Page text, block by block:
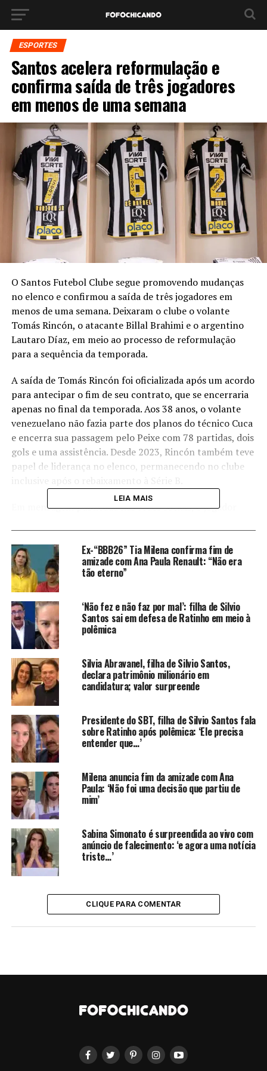
ESPORTES
Santos acelera reformulação e
confirma saída de três jogadores
em menos de uma semana
O Santos Futebol Clube segue promovendo mudanças
no elenco e confirmou a saída de três jogadores em
menos de uma semana. Deixaram o clube o volante
Tomás Rincón, o atacante Billal Brahimi e o argentino
Lautaro Díaz, em meio ao processo de reformulação
para a sequência da temporada.
A saída de Tomás Rincón foi oficializada após um acordo
para antecipar o fim de seu contrato, que se encerraria
apenas no final da temporada. Aos 38 anos, o volante
venezuelano não fazia parte dos planos do técnico Cuca
e encerra sua passagem pelo Peixe com 78 partidas, dois
gols e uma assistência. Desde 2023, Rincón também teve
papel de liderança no elenco, permanecendo no clube
Em mensagem publicada nas redes sociais, o jogador
importantes da história do futebol mundial. O Santos
terá sempre um torcedor a mais”, escreveu.
Quem também se despediu foi Billal Brahimi. A rescisão
do atacante franco-argelino foi registrada no BID da
CBF após uma passagem discreta. Contratado para
reforçar o elenco, ele entrou em campo por apenas 26
minutos, em uma partida contra o Red Bull Bragantino
pelo Campeonato Brasileiro do ano passado. Depois, foi
emprestado ao Estrela da Amadora e não voltou a atuar
pelo Santos.
Já Lautaro Díaz foi liberado para retornar ao Cruzeiro
Esporte Clube, que encaminhou seu empréstimo ao
Racing Club. O atacante disputou 34 partidas pelo
Santos, marcou quatro gols e deu duas assistências. A
diretoria santista decidiu não exercer a opção de compra
prevista em contrato.
As saídas fazem parte do processo de reformulação
conduzido pela diretoria, que busca ajustar o elenco
para os desafios da sequência da temporada.
LEIA MAIS
Ex-“BBB26” Tia Milena confirma fim de
amizade com Ana Paula Renault: “Não era
tão eterno”
‘Não fez e não faz por mal’: filha de Silvio
Santos sai em defesa de Ratinho em meio à
polêmica
Silvia Abravanel, filha de Silvio Santos,
declara patrimônio milionário em
candidatura; valor surpreende
Presidente do SBT, filha de Silvio Santos fala
sobre Ratinho após polêmica: ‘Ele precisa
entender que…’
Milena anuncia fim da amizade com Ana
Paula: ‘Não foi uma decisão que partiu de
mim’
Sabina Simonato é surpreendida ao vivo com
anúncio de falecimento: ‘e agora uma notícia
triste…’
CLIQUE PARA COMENTAR